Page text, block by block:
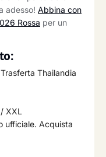
adesso! Abbina con
Rossa per un
Thailandia
XXL
ufficiale. Acquista